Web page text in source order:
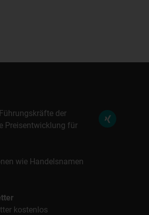
der
Preisentwicklung für
wie Handelsnamen
kostenlos